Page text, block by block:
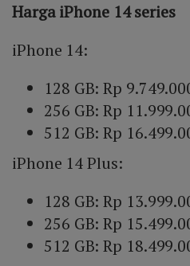
Harga iPhone 14 series
iPhone 14:
128 GB: Rp
256 GB: Rp
512 GB: Rp
iPhone 14 Plus:
128 GB: Rp
256 GB: Rp
512 GB: Rp